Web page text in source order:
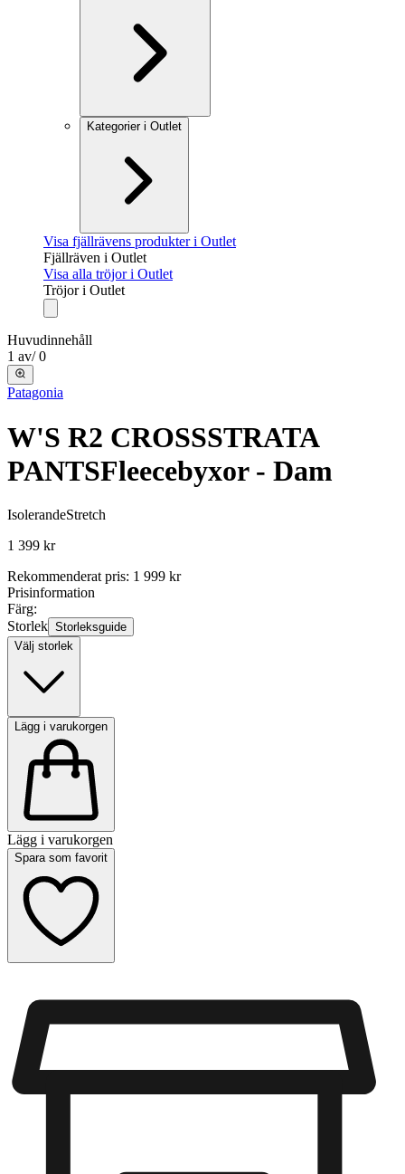
Kategorier i Outlet
Visa fjällrävens produkter i Outlet
Fjällräven i Outlet
Visa alla tröjor i Outlet
Tröjor i Outlet
Huvudinnehåll
1 av/ 0
Patagonia
W'S R2 CROSSSTRATA
PANTSFleecebyxor - Dam
IsolerandeStretch
1 399 kr
Rekommenderat pris: 1 999 kr
Prisinformation
Färg:
Storlek Storleksguide
Välj storlek
Lägg i varukorgen
Lägg i varukorgen
Spara som favorit